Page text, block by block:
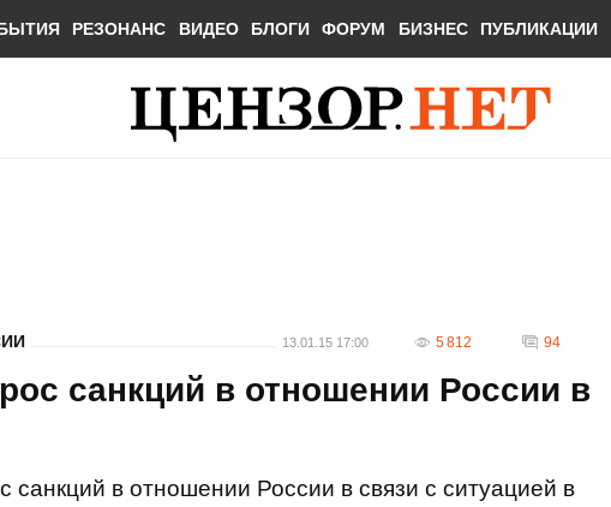
РЕЗОНАНС ВИДЕО БЛОГИ ФОРУМ БИЗНЕС ПУБЛИКАЦИИ
13.01.15 17:00 5 812 94
санкций в отношении России в
санкций в отношении России в связи с ситуацией в